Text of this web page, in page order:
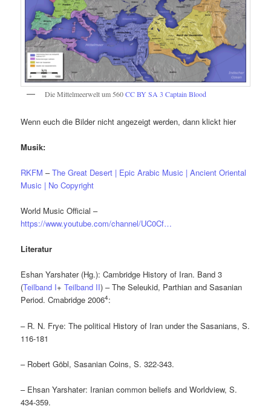
Die Mittelmeerwelt um 560CC BY SA 3 Captain Blood
Wenn euch die Bilder nicht angezeigt werden, dann klickt hier
Musik:
RKFM –The Great Desert | Epic Arabic Music | Ancient Oriental
Music | No Copyright
World Music Official –
https://www.youtube.com/channel/UC0Cf…
Literatur
Eshan Yarshater (Hg.): Cambridge History of Iran. Band 3
(Teilband I+Teilband II) – The Seleukid, Parthian and Sasanian
Period. Cmabridge 20064:
– R. N. Frye: The political History of Iran under the Sasanians, S.
116-181
– Robert Göbl, Sasanian Coins, S. 322-343.
– Ehsan Yarshater: Iranian common beliefs and Worldview, S.
434-359.